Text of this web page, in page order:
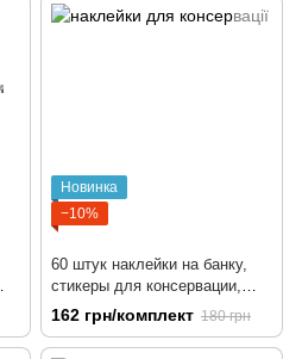
Новинка
−10%
60 штук наклейки на банку,
стикеры для консервации,
кухонные этикетки на банки
10x6 cм
162 грн/комплект 180 грн